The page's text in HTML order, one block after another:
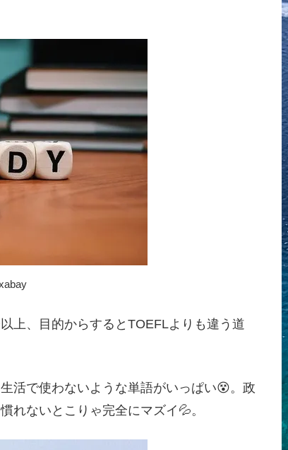
上、目的からするとTOEFLよりも違う道
活で使わないような単語がいっぱい😵。政
れないとこりゃ完全にマズイ💦。